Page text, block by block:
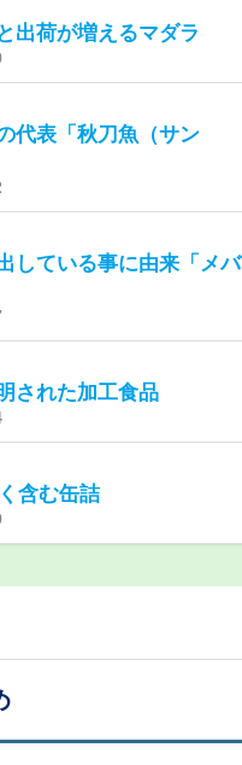
出荷が増えるマダラ
代表「秋刀魚（サン
している事に由来「メバ
された加工食品
含む缶詰